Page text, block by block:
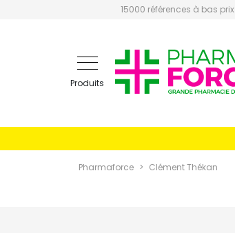
15000 références à bas prix
Produits
Pharmaforce Clément Thékan